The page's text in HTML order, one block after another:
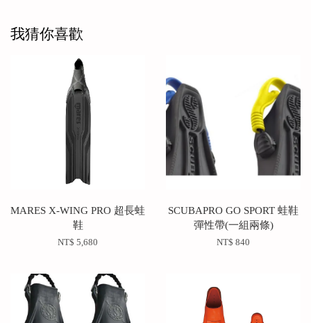
我猜你喜歡
MARES‭ X-WING PRO 超長蛙
鞋
NT$ 5,680
SCUBAPRO GO SPORT 蛙鞋
彈性帶(一組兩條)
NT$ 840